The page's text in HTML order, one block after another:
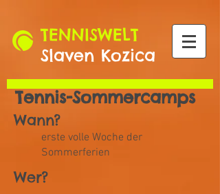
TENNISWELT
Slaven Kozica
Tennis-Sommercamps
Wann?
erste volle Woche der
Sommerferien
Wer?